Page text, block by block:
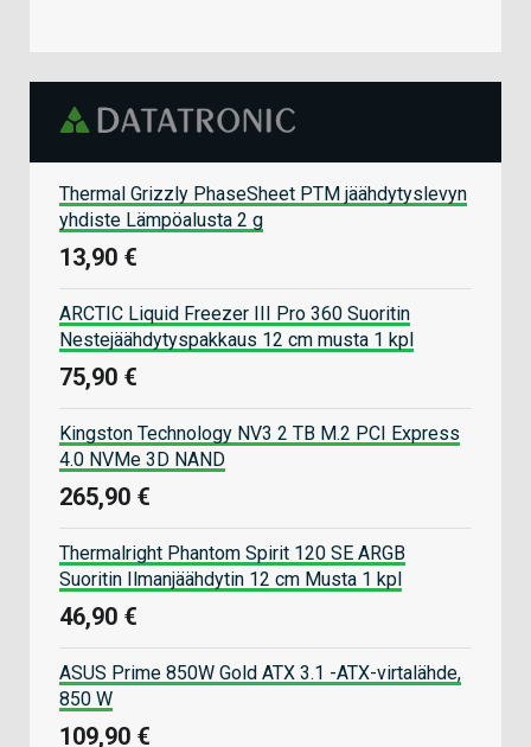
Thermal Grizzly PhaseSheet PTM jäähdytyslevyn
yhdiste Lämpöalusta 2 g
13,90 €
ARCTIC Liquid Freezer III Pro 360 Suoritin
Nestejäähdytyspakkaus 12 cm musta 1 kpl
75,90 €
Kingston Technology NV3 2 TB M.2 PCI Express
4.0 NVMe 3D NAND
265,90 €
Thermalright Phantom Spirit 120 SE ARGB
Suoritin Ilmanjäähdytin 12 cm Musta 1 kpl
46,90 €
ASUS Prime 850W Gold ATX 3.1 -ATX-virtalähde,
850 W
109,90 €